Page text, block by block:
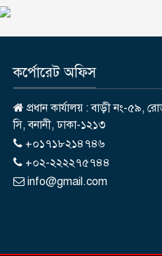
কর্পোরেট অফিস
প্রধান কার্যালয় : বাড়ী নং-৫৯,
সি, বনানী, ঢাকা-১২১৩
+০১৭১৮২১৪৭৪৬
+০২-২২২২৭৫৭৪৪
info@gmail.com